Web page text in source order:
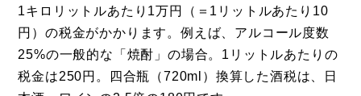
1キロリットルあたり1万円（＝1リットルあたり10
円）の税金がかかります。例えば、アルコール度数
25%の一般的な「焼酎」の場合。1リットルあたりの
税金は250円。四合瓶（720ml）換算した酒税は、日